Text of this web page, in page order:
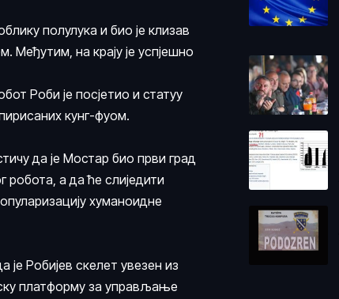
полулука и био је клизав
Међутим, на крају је успјешно
Роби је посјетио и статуу
кунг-фуом.
да је Мостар био први град
робота, а да ће слиједити
хуманоидне
је Робијев скелет увезен из
платформу за управљање